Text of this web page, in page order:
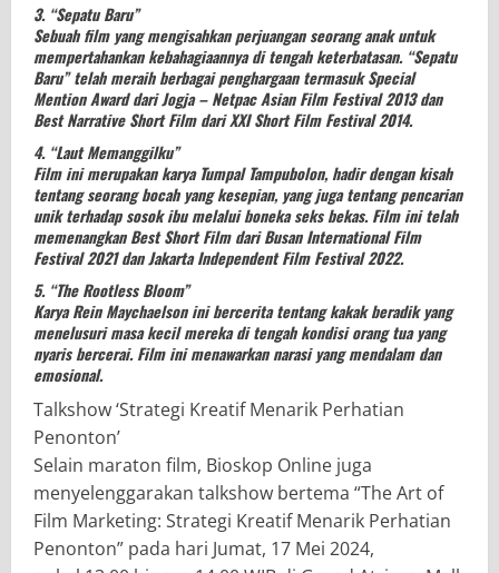
3. “Sepatu Baru”
Sebuah film yang mengisahkan perjuangan seorang anak untuk
mempertahankan kebahagiaannya di tengah keterbatasan. “Sepatu
Baru” telah meraih berbagai penghargaan termasuk Special
Mention Award dari Jogja – Netpac Asian Film Festival 2013 dan
Best Narrative Short Film dari XXI Short Film Festival 2014.
4. “Laut Memanggilku”
Film ini merupakan karya Tumpal Tampubolon, hadir dengan kisah
tentang seorang bocah yang kesepian, yang juga tentang pencarian
unik terhadap sosok ibu melalui boneka seks bekas. Film ini telah
memenangkan Best Short Film dari Busan International Film
Festival 2021 dan Jakarta Independent Film Festival 2022.
5. “The Rootless Bloom”
Karya Rein Maychaelson ini bercerita tentang kakak beradik yang
menelusuri masa kecil mereka di tengah kondisi orang tua yang
nyaris bercerai. Film ini menawarkan narasi yang mendalam dan
emosional.
Talkshow ‘Strategi Kreatif Menarik Perhatian
Penonton’
Selain maraton film, Bioskop Online juga
menyelenggarakan talkshow bertema “The Art of
Film Marketing: Strategi Kreatif Menarik Perhatian
Penonton” pada hari Jumat, 17 Mei 2024,